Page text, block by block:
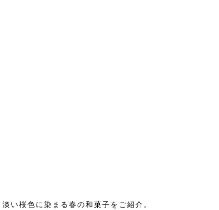
淡い桜色に染まる春の和菓子をご紹介。